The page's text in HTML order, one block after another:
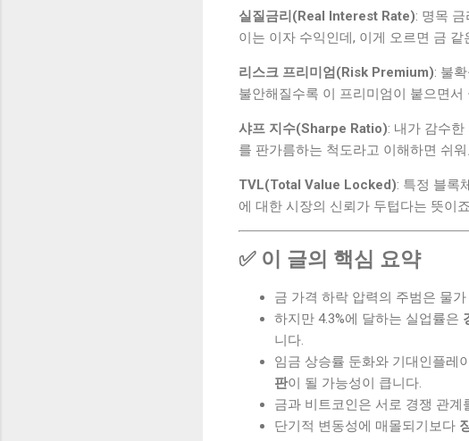
실질금리(Real Interest Rate): 명목
이는 이자 수익인데, 이게 오르면 금
리스크 프리미엄(Risk Premium): 불
불안해질수록 이 프리미엄이 붙으면서
샤프 지수(Sharpe Ratio): 내가 감수
를 판가름하는 척도라고 이해하면 쉬워
TVL(Total Value Locked): 특정 블록
에 대한 시장의 신뢰가 두텁다는 뜻이
✅ 이 글의 핵심 요약
금 가격 하락 압력의 주범은 물
하지만 4.3%에 달하는 실업률은
니다.
임금 상승률 둔화와 기대인플레
판이 될 가능성이 큽니다.
금과 비트코인은 서로 경쟁 관계
단기적 변동성에 매몰되기보다